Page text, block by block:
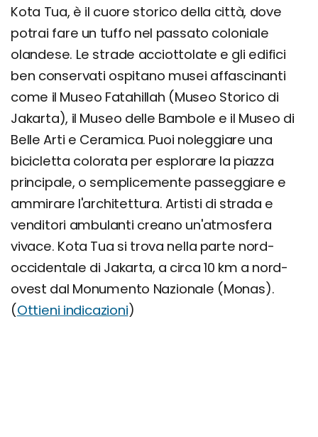
Kota Tua, è il cuore storico della città, dove
potrai fare un tuffo nel passato coloniale
olandese. Le strade acciottolate e gli edifici
ben conservati ospitano musei affascinanti
come il Museo Fatahillah (Museo Storico di
Jakarta), il Museo delle Bambole e il Museo di
Belle Arti e Ceramica. Puoi noleggiare una
bicicletta colorata per esplorare la piazza
principale, o semplicemente passeggiare e
ammirare l'architettura. Artisti di strada e
venditori ambulanti creano un'atmosfera
vivace. Kota Tua si trova nella parte nord-
occidentale di Jakarta, a circa 10 km a nord-
ovest dal Monumento Nazionale (Monas).
(Ottieni indicazioni)